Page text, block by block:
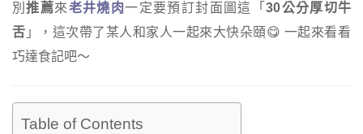
別推薦來老井燒肉一定要預訂封面圖這「30公分厚切牛
舌 」，這次帶了某人和家人一起來大快朵頤😋 一起來看看
巧達食記吧～
Table of Contents